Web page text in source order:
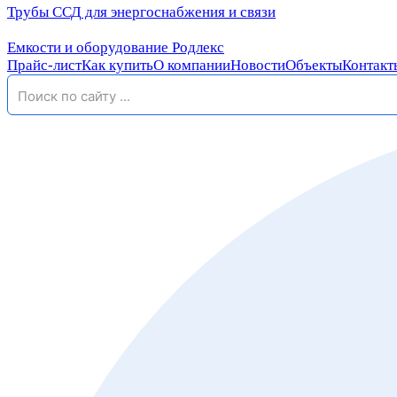
Трубы ССД для энергоснабжения и связи
Емкости и оборудование Родлекс
Прайс-листКак купитьО компанииНовостиОбъекты